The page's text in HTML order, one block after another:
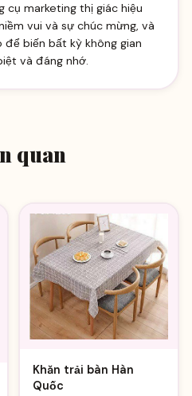
marketing thị giác hiệu
vui và sự chúc mừng, và
để biến bất kỳ không gian
và đáng nhớ.
quan
Khăn trải bàn Hàn
Quốc